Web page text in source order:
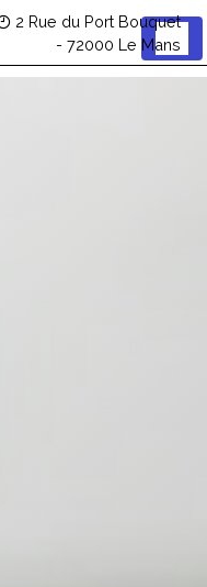
2 Rue du Port Bouquet
- 72000 Le Mans